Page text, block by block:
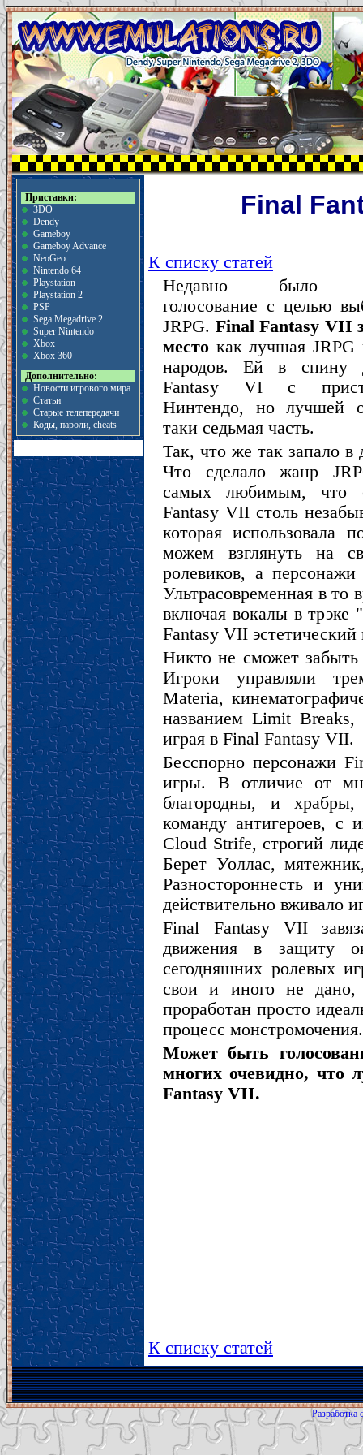
Приставки:
3DO
Dendy
Gameboy
Gameboy Advance
NeoGeo
Nintendo 64
Playstation
Playstation 2
PSP
Sega Megadrive 2
Super Nintendo
Xbox
Xbox 360
Дополнительно:
Новости игрового мира
Статьи
Старые телепередачи
Коды, пароли, cheats
Final
К списку статей
Недавно было
голосование с целью
JRPG. Final Fantasy VII
место как лучшая JRPG
народов. Ей в спину
Fantasy VI с
Нинтендо, но лучшей
таки седьмая часть.
Так, что же так запало в
Что сделало жанр
самых любимым, что
Fantasy VII столь
которая использовала
можем взглянуть на
ролевиков, а
Ультрасовременная в то
включая вокалы в трэке
Fantasy VII
Никто не сможет
Игроки управляли
Materia,
названием Limit
играя в Final Fantasy VII.
Бесспорно персонажи
игры. В отличие от
благородны, и
команду антигероев, с
Cloud Strife, строгий
Берет Уоллас,
Разностороннесть и
действительно вживало
Final Fantasy VII
движения в защиту
сегодняшних ролевых
свои и иного не
проработан просто
процесс монстромочения.
Может быть
многих очевидно, что
Fantasy VII.
К списку статей
Разработка